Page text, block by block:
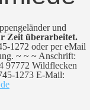
und
Zeit überarbeitet.
1272 oder per eMail
~ ~ ~ Anschrift:
97772 Wildflecken
1273 E-Mail: